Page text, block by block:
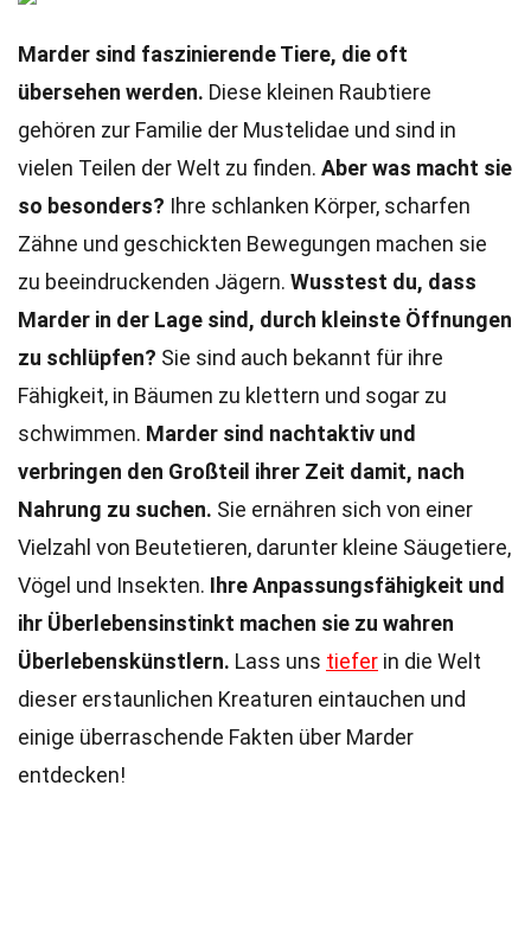
Marder sind faszinierende Tiere, die oft
übersehen werden. Diese kleinen Raubtiere
gehören zur Familie der Mustelidae und sind in
vielen Teilen der Welt zu finden. Aber was macht sie
so besonders? Ihre schlanken Körper, scharfen
Zähne und geschickten Bewegungen machen sie
zu beeindruckenden Jägern. Wusstest du, dass
Marder in der Lage sind, durch kleinste Öffnungen
zu schlüpfen? Sie sind auch bekannt für ihre
Fähigkeit, in Bäumen zu klettern und sogar zu
schwimmen. Marder sind nachtaktiv und
verbringen den Großteil ihrer Zeit damit, nach
Nahrung zu suchen. Sie ernähren sich von einer
Vielzahl von Beutetieren, darunter kleine Säugetiere,
Vögel und Insekten. Ihre Anpassungsfähigkeit und
ihr Überlebensinstinkt machen sie zu wahren
Überlebenskünstlern. Lass uns tiefer in die Welt
dieser erstaunlichen Kreaturen eintauchen und
einige überraschende Fakten über Marder
entdecken!